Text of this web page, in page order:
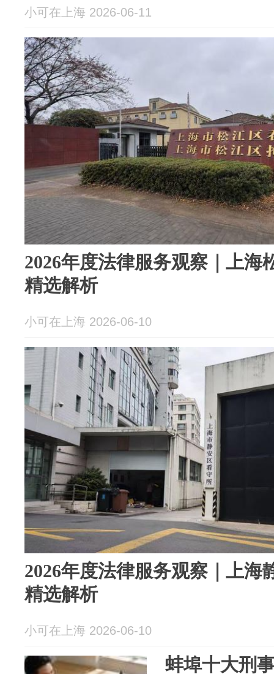
小可在上海 2026-06-11
2026年度法律服务观察｜上海
精选解析
小可在上海 2026-06-10
2026年度法律服务观察｜上海
精选解析
小可在上海 2026-06-10
蚌埠十大刑